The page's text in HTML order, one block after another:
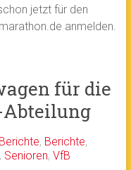
jetzt für den
anmelden.
für die
, Berichte,
Senioren, VfB